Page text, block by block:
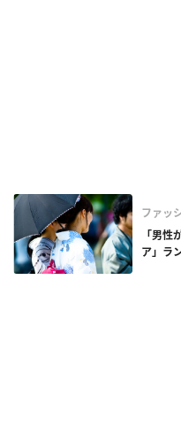
ファッ
「男
ア」ラ